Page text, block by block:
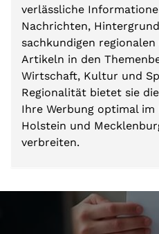
verlässliche
Nachrichten,
sachkundigen
Artikeln in den
Wirtschaft, Kultur und
Regionalität bietet sie
Ihre Werbung optimal im
Holstein und
verbreiten.